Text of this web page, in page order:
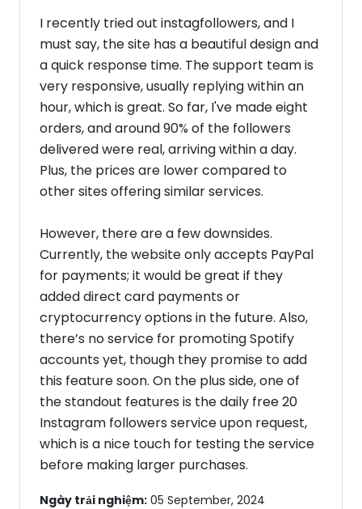
I recently tried out instagfollowers, and I
must say, the site has a beautiful design and
a quick response time. The support team is
very responsive, usually replying within an
hour, which is great. So far, I've made eight
orders, and around 90% of the followers
delivered were real, arriving within a day.
Plus, the prices are lower compared to
other sites offering similar services.
However, there are a few downsides.
Currently, the website only accepts PayPal
for payments; it would be great if they
added direct card payments or
cryptocurrency options in the future. Also,
there’s no service for promoting Spotify
accounts yet, though they promise to add
this feature soon. On the plus side, one of
the standout features is the daily free 20
Instagram followers service upon request,
which is a nice touch for testing the service
before making larger purchases.
Ngày trải nghiệm: 05 September, 2024